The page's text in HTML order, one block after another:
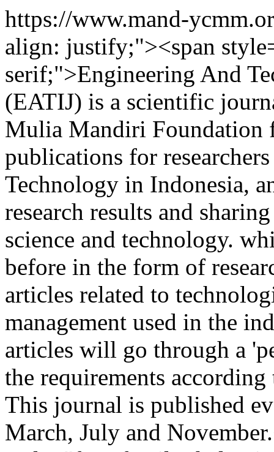
https://www.mand-
align: justify;"><span
serif;">Engineering And
(EATIJ) is a scientific
Mulia Mandiri Foundation
publications for
Technology in Indonesia,
research results and
science and technology.
before in the form of
articles related to
management used in the
articles will go through a
the requirements
This journal is published
March, July and